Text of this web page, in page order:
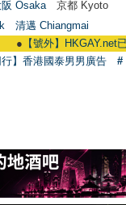
阪 Osaka 京都 Kyoto
清邁 Chiangmai
【號外】HKGAY.net已
】香港國泰男男廣告 #